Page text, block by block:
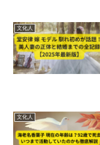
文化人
文化人